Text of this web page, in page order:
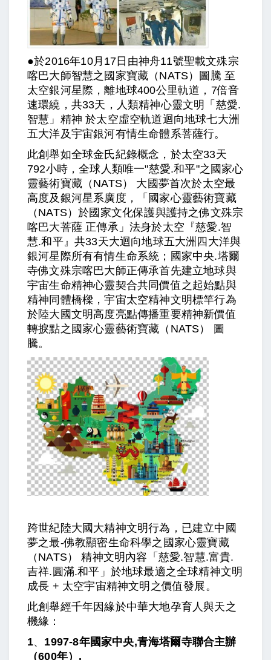
●於2016年10月17日由神舟11號聖載文殊宗
喀巴大師智慧之國家寶藏（NATS）圖騰 至
太空銀河星際，離地球400公里軌道，7倍音
速環繞，共33天，人類精神心靈文明「慈愛.
智慧」精神 於太空虛空軌道迴向地球七大洲
五大洋及宇宙銀河有情生命體系菩薩行。
此創舉如全球金氏紀錄概念，於太空33天
792小時，全球人類唯一"慈愛.和平"之國家心
靈藝術寶藏（NATS） 大國夢首次於太空最
高度及銀河星系廣度，「國家心靈藝術寶藏
（NATS）於國家文化保護與護持之佛文殊宗
喀巴大菩薩 正傳承」法身於太空『慈愛.智
慧.和平』共33天大迴向地球五大洲四大洋與
銀河星際所有有情生命系統；國家中央.塔爾
寺佛文殊宗喀巴大師正傳承首先建立地球與
宇宙生命精神心靈契合共同價值之起始點與
精神同體橋樑，宇宙太空精神文明標竿行為
於陸大國文明高度亮點傳播重要精神新價值
轉捩點之國家心靈藝術寶藏（NATS） 圖
騰。
跨世紀陸大國大精神文明行為，已建立中國
夢之最-佛教顯密生命科學之國家心靈寶藏
（NATS） 精神文明內容「慈愛.智慧.富貴.
吉祥.圓滿.和平」於地球最適之全球精神文明
成長 + 太空宇宙精神文明之價值發展。
此創舉經千年因緣於中華大地孕育人與天之
機緣：
1、 1997-8年國家中央,青海塔爾寺聯合主辦
（600年）.